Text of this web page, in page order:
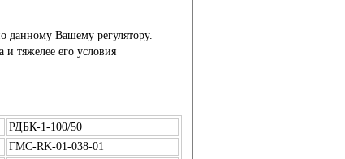
данному Вашему регулятору.
и тяжелее его условия
РДБК-1-100/50
ГМС-RK-01-038-01